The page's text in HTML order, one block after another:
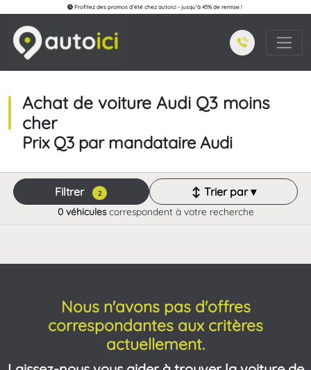
Profitez des promos d'été chez autoici - jusqu'à 45% de remise !
Achat de voiture Audi Q3 moins
cher
Prix Q3 par mandataire Audi
Filtrer 2 ↕ Trier par ▾
0 véhiculescorrespondent à votre recherche
Nous n'avons pas d'offres
correspondantes aux critères
actuellement.